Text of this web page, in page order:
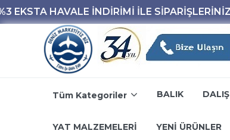
Tüm Kategoriler BALIK DALIŞ
YAT MALZEMELERİ YENİ ÜRÜNLER